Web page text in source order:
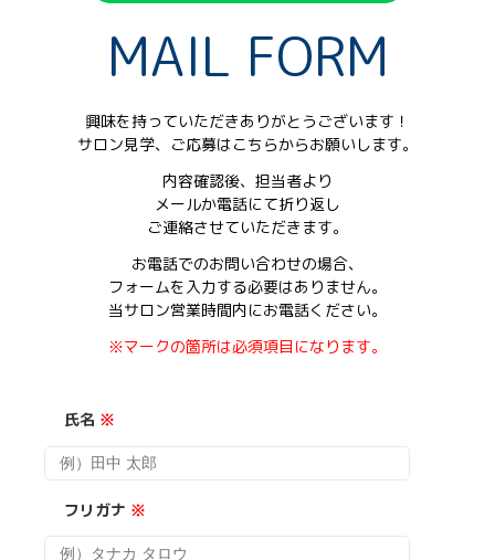
MAIL FORM
興味を持っていただきありがとうございます！
サロン見学、ご応募はこちらからお願いします。
内容確認後、担当者より
メールか電話にて折り返し
ご連絡させていただきます。
お電話でのお問い合わせの場合、
フォームを入力する必要はありません。
当サロン営業時間内にお電話ください。
※マークの箇所は必須項目になります。
氏名 ※
フリガナ ※